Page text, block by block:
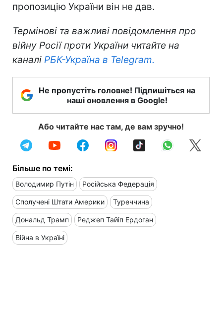
пропозицію України він не дав.
Термінові та важливі повідомлення про
війну Росії проти України читайте на
каналі РБК-Україна в Telegram.
Не пропустіть головне! Підпишіться на
наші оновлення в Google!
Або читайте нас там, де вам зручно!
Більше по темі:
Володимир Путін Російська Федерація
Сполучені Штати Америки Туреччина
Дональд Трамп Реджеп Тайіп Ердоган
Війна в Україні